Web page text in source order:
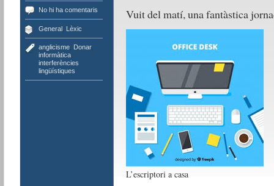
No hi ha comentaris
General, Lèxic
anglicisme, Donar,
informàtica,
interferències
lingüístiques
Vuit del matí, una fantàstica
L’escriptori a casa